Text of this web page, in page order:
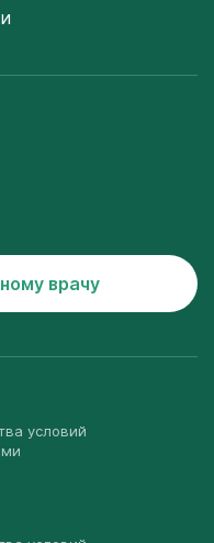
врачу
условий